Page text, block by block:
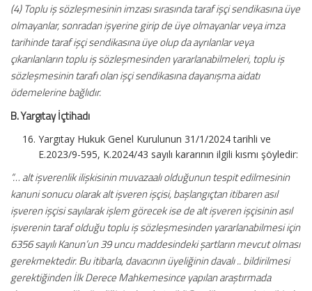
(4) Toplu iş sözleşmesinin imzası sırasında taraf işçi sendikasına üye
olmayanlar, sonradan işyerine girip de üye olmayanlar veya imza
tarihinde taraf işçi sendikasına üye olup da ayrılanlar veya
çıkarılanların toplu iş sözleşmesinden yararlanabilmeleri, toplu iş
sözleşmesinin tarafı olan işçi sendikasına dayanışma aidatı
ödemelerine bağlıdır.
B. Yargıtay İçtihadı
Yargıtay Hukuk Genel Kurulunun 31/1/2024 tarihli ve
E.2023/9-595, K.2024/43 sayılı kararının ilgili kısmı şöyledir:
“… alt işverenlik ilişkisinin muvazaalı olduğunun tespit edilmesinin
kanuni sonucu olarak alt işveren işçisi, başlangıçtan itibaren asıl
işveren işçisi sayılarak işlem görecek ise de alt işveren işçisinin asıl
işverenin taraf olduğu toplu iş sözleşmesinden yararlanabilmesi için
6356 sayılı Kanun’un 39 uncu maddesindeki şartların mevcut olması
gerekmektedir. Bu itibarla, davacının üyeliğinin davalı .. bildirilmesi
gerektiğinden İlk Derece Mahkemesince yapılan araştırmada